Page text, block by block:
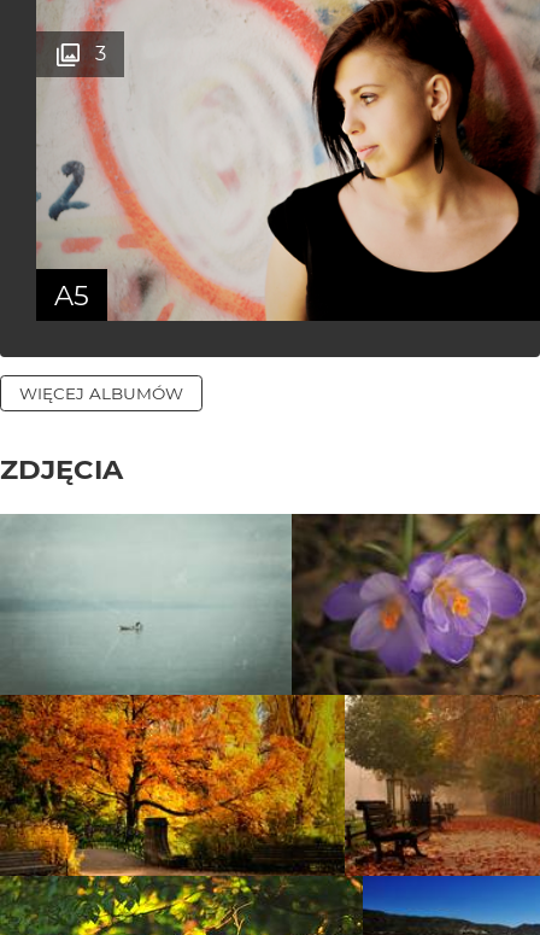
3
A5
WIĘCEJ ALBUMÓW
ZDJĘCIA